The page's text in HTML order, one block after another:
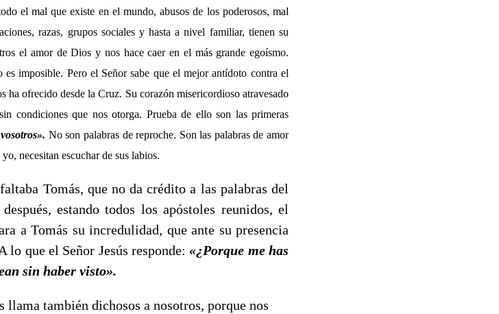
el mal que existe en el mundo, abusos de los poderosos, mal
razas, grupos sociales y hasta a nivel familiar, tienen su
el amor de Dios y nos hace caer en el más grande egoísmo.
imposible. Pero el Señor sabe que el mejor antídoto contra el
ha ofrecido desde la Cruz. Su corazón misericordioso atravesado
condiciones que nos otorga. Prueba de ello son las primeras
No son palabras de reproche. Son las palabras de amor
necesitan escuchar de sus labios.
Tomás, que no da crédito a las palabras del
estando todos los apóstoles reunidos, el
a Tomás su incredulidad, que ante su presencia
lo que el Señor Jesús responde:«¿Porque me has
sin haber visto».
llama también dichosos a nosotros, porque nos